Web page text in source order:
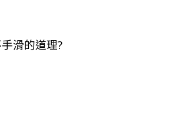
滑的道理?